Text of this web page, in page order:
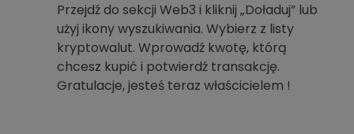
Przejdź do sekcji Web3 i kliknij „Doładuj” lub
użyj ikony wyszukiwania. Wybierz z listy
kryptowalut. Wprowadź kwotę, którą
chcesz kupić i potwierdź transakcję.
Gratulacje, jesteś teraz właścicielem !